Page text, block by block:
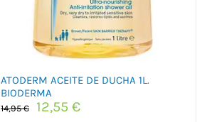
ATODERM ACEITE DE DUCHA 1L.
BIODERMA
14,95€
El
12,55 €El